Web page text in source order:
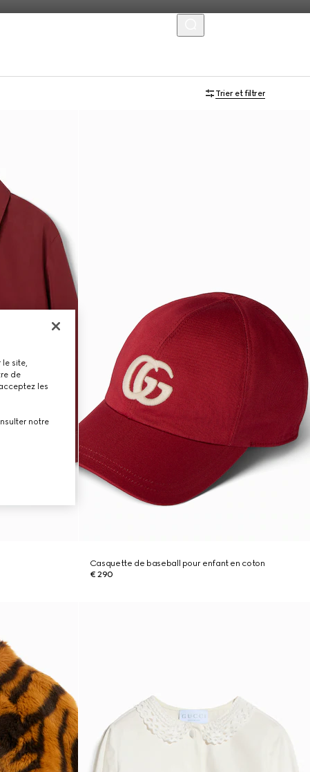
Trier et filtrer
Casquette de baseball pour enfant en coton
€ 290
site,
de
les
notre